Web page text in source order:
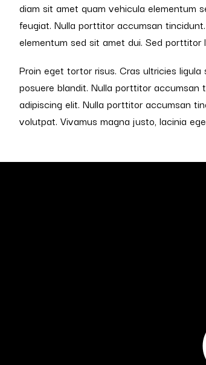
diam sit amet quam vehicula elementum
feugiat. Nulla porttitor accumsan
elementum sed sit amet dui. Sed porttitor
Proin eget tortor risus. Cras ultricies
posuere blandit. Nulla porttitor
adipiscing elit. Nulla porttitor accumsan
volutpat. Vivamus magna justo, lacinia